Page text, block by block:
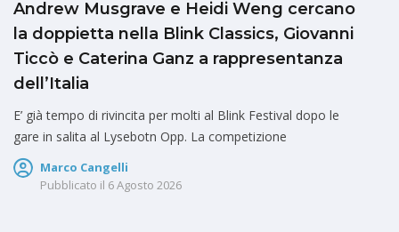
Andrew Musgrave e Heidi Weng cercano
la doppietta nella Blink Classics, Giovanni
Ticcò e Caterina Ganz a rappresentanza
dell’Italia
E’ già tempo di rivincita per molti al Blink Festival dopo le
gare in salita al Lysebotn Opp. La competizione
Marco Cangelli
Pubblicato il 6 Agosto 2026